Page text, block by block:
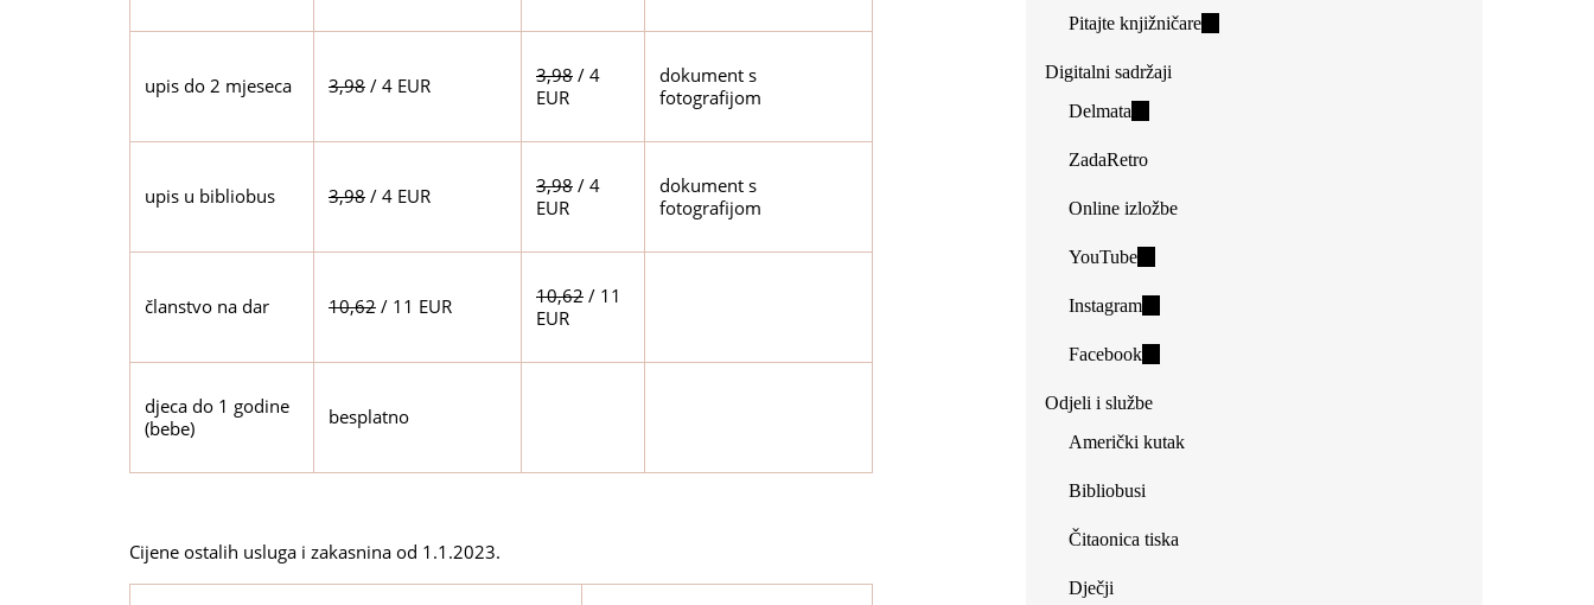
upis do 2 mjeseca 3,98 / 4 EUR 3,98 / 4
EUR
dokument s
fotografijom
upis u bibliobus 3,98 / 4 EUR 3,98 / 4
EUR
dokument s
fotografijom
članstvo na dar 10,62 / 11 EUR 10,62 / 11
EUR
djeca do 1 godine
(bebe)
besplatno
Cijene ostalih usluga i zakasnina od 1.1.2023.
Pitajte knjižničare(link
Digitalni sadržaji
Delmata
external)
ZadaRetro
Online izložbe
YouTube(link
external)
Instagram(link
external)
Facebook(link
external)
Odjeli i službe
Američki kutak
Bibliobusi
Čitaonica tiska
Dječji